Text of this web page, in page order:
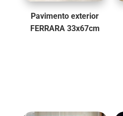
Pavimento exterior
FERRARA 33x67cm